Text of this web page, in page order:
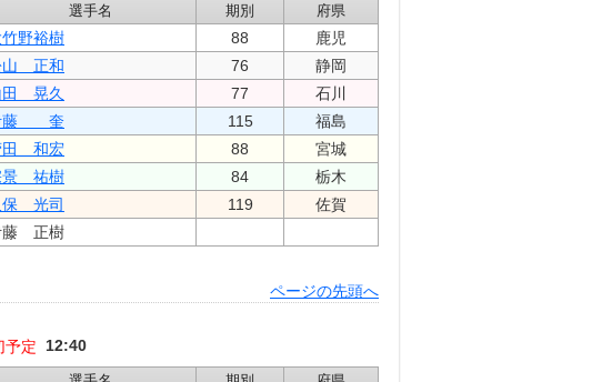
選手名 期別 府県
竹野裕樹 88
鹿児
山 正和 76
静岡
田 晃久 77
石川
藤 奎 115
福島
田 和宏 88 宮城
景 祐樹 84
栃木
保 光司 119
佐賀
藤 正樹
ページの先頭へ
予定 12:40